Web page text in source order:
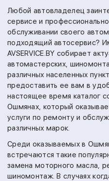
Любой автовладелец
сервисе и
обслуживании своего
подходящий автосервис?
AVSERVICE.BY собирает
автомастерских,
различных населенных
предоставить ее вам в
настоящее время каталог
Ошмянах, который
услуги по ремонту и
различных марок.
Среди оказываемых в
встречаются такие
замена моторного масла,
шиномонтаж. В случаях